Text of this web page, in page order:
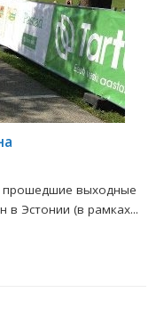
прошедшие выходные
в Эстонии (в рамках...